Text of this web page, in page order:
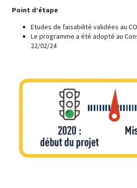
Point d’étape
Etudes de faisabilité validées au
Le programme a été adopté au
22/02/24